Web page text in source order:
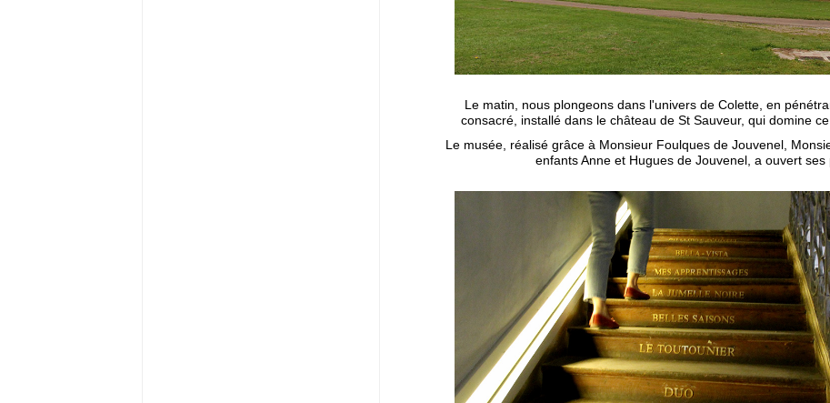
Le matin, nous plongeons dans l'univers de Colette, en
consacré, installé dans le château de St Sauveur, qui domine
Le musée, réalisé grâce à Monsieur Foulques de Jouvenel,
enfants Anne et Hugues de Jouvenel, a ouvert ses